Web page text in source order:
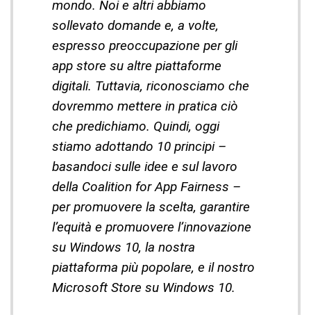
mondo. Noi e altri abbiamo
sollevato domande e, a volte,
espresso preoccupazione per gli
app store su altre piattaforme
digitali. Tuttavia, riconosciamo che
dovremmo mettere in pratica ciò
che predichiamo. Quindi, oggi
stiamo adottando 10 principi –
basandoci sulle idee e sul lavoro
della Coalition for App Fairness –
per promuovere la scelta, garantire
l’equità e promuovere l’innovazione
su Windows 10, la nostra
piattaforma più popolare, e il nostro
Microsoft Store su Windows 10.